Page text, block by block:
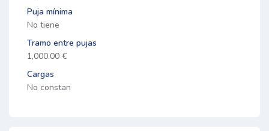
Puja mínima
No tiene
Tramo entre pujas
1,000.00 €
Cargas
No constan